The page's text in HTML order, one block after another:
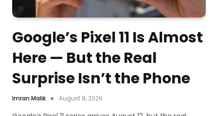
Google’s Pixel 11 Is Almost
Here — But the Real
Surprise Isn’t the Phone
Imran Malik August 8, 2026